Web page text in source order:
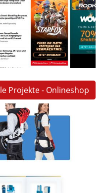
Video und Animationen
TV-Streaming
Projekte - Onlineshop